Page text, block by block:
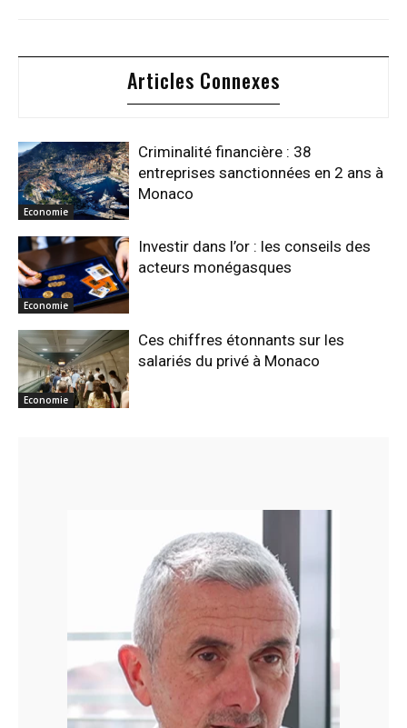
Articles Connexes
Economie
Criminalité financière : 38
entreprises sanctionnées en 2 ans à
Monaco
Economie
Investir dans l’or : les conseils des
acteurs monégasques
Economie
Ces chiffres étonnants sur les
salariés du privé à Monaco